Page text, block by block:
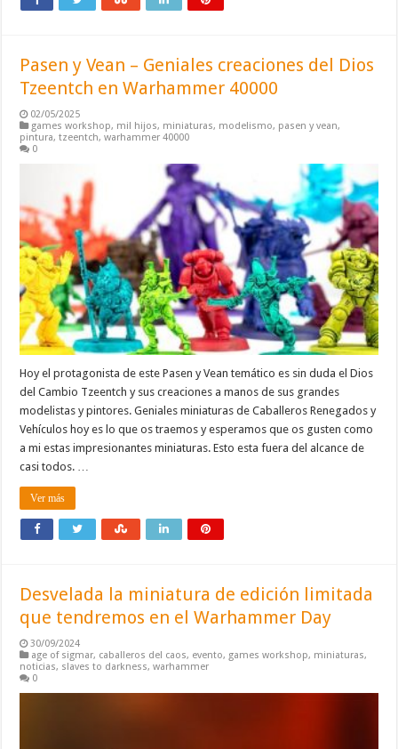
Pasen y Vean – Geniales creaciones del Dios
Tzeentch en Warhammer 40000
02/05/2025
games workshop, mil hijos, miniaturas, modelismo, pasen y vean,
pintura,tzeentch,warhammer 40000
0
Hoy el protagonista de este Pasen y Vean temático es sin duda el Dios
del Cambio Tzeentch y sus creaciones a manos de sus grandes
modelistas y pintores. Geniales miniaturas de Caballeros Renegados y
Vehículos hoy es lo que os traemos y esperamos que os gusten como
a mi estas impresionantes miniaturas. Esto esta fuera del alcance de
casi todos. …
Ver más
Desvelada la miniatura de edición limitada
que tendremos en el Warhammer Day
30/09/2024
age of sigmar, caballeros del caos, evento, games workshop, miniaturas,
noticias, slaves to darkness,warhammer
0